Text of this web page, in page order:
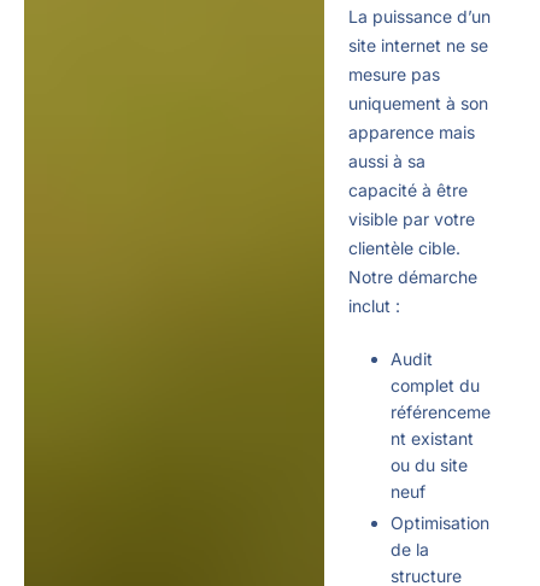
La puissance d’un
site internet ne se
mesure pas
uniquement à son
apparence mais
aussi à sa
capacité à être
visible par votre
clientèle cible.
Notre démarche
inclut :
Audit
complet du
référenceme
nt existant
ou du site
neuf
Optimisation
de la
structure